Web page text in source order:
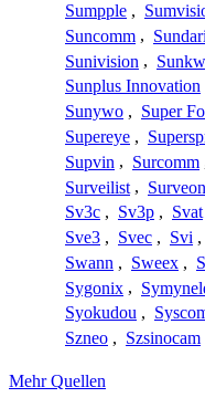
Sumpple ,
Suncomm , Sundari
Sunivision ,
Sunplus Innovation
Sunywo , Super
Supereye ,
Supvin , Surcomm
Surveilist , Surveon
Sv3c , Sv3p , Svat
Sve3 , Svec , Svi ,
Swann , Sweex ,
Sygonix ,
Syokudou ,
Szneo , Szsinocam
Mehr Quellen